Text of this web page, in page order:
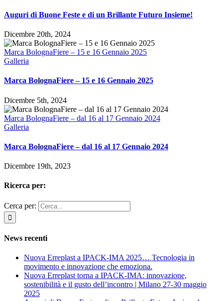
Auguri di Buone Feste e di un Brillante Futuro Insieme!
Dicembre 20th, 2024
Marca BolognaFiere – 15 e 16 Gennaio 2025
Galleria
Marca BolognaFiere – 15 e 16 Gennaio 2025
Dicembre 5th, 2024
Marca BolognaFiere – dal 16 al 17 Gennaio 2024
Galleria
Marca BolognaFiere – dal 16 al 17 Gennaio 2024
Dicembre 19th, 2023
Ricerca per:
Cerca per:
News recenti
Nuova Erreplast a IPACK-IMA 2025… Tecnologia in
movimento e innovazione che emoziona.
Nuova Erreplast torna a IPACK-IMA: innovazione,
sostenibilità e il gusto dell’incontro | Milano 27-30 maggio
2025